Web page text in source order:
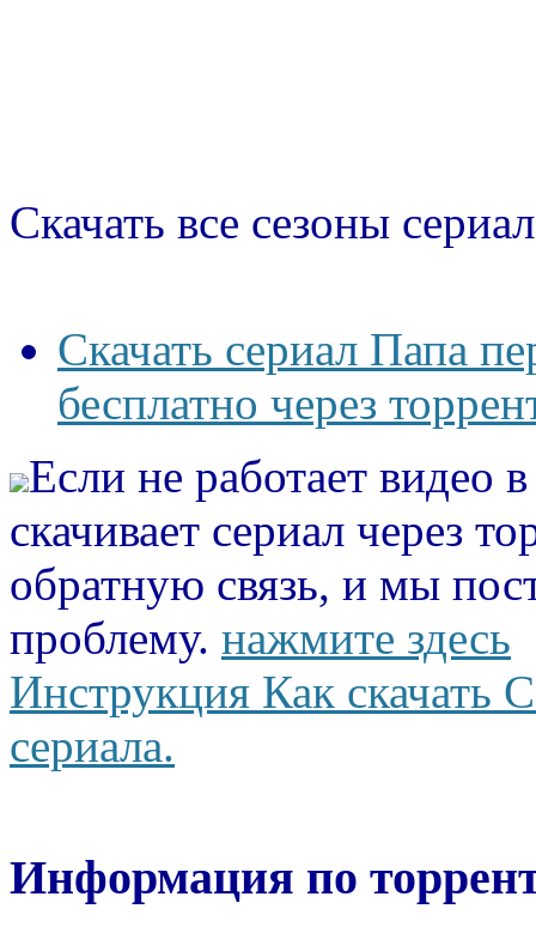
Скачать все сезоны
Скачать сериал Папа
бесплатно через
Если не работает видео
скачивает сериал через
обратную связь, и мы
проблему. нажмите здесь
Инструкция Как скачать
сериала.
Информация по